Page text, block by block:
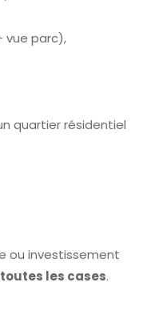
vue parc),
quartier résidentiel
ou investissement
les cases.